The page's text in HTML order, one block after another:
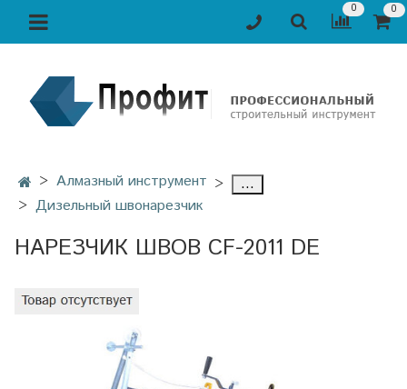
0 0
Алмазный инструмент
...
Дизельный швонарезчик
НАРЕЗЧИК ШВОВ CF-2011 DE